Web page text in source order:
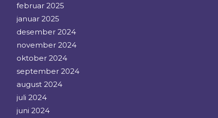
februar 2025
januar 2025
desember 2024
november 2024
oktober 2024
september 2024
august 2024
juli 2024
juni 2024